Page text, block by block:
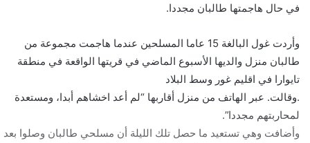
في حال هاجمتها طالبان مجددا.
وأردت غول البالغة 15 عاما المسلحين عندما هاجمت مجموعة من
طالبان منزل والديها الأسبوع الماضي في قريتها الواقعة في منطقة
تايوارا في اقليم غور وسط البلاد
.وقالت. عبر الهاتف من منزل أقاربها “لم أعد اخشاهم أبدا، ومستعدة
لمحاربتهم مجددا”.
وأضافت وهي تستعيد ما حصل تلك الليلة أن مسلحي طالبان وصلوا بعد